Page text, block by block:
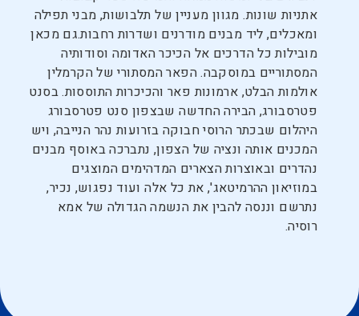
אתניות שונות. מגוון מעניין של תלבושות, מבני תפילה
ומאכלים, ליד מבנים מודרנים ושדרות רחבות.גם מכאן
מובילות כל הדרכים אל הכיכר האדומה וסודותיה
המסתוריים במוסקבה. הפאר המסתורי של הקרמלין
אולמות הבלט, ארמונות פאר והכיכרות התוססות. בסנט
פטרסבורג, הבירה החדשה שבצפון סנט פטרסבורג
היהלום שבכתר הרוסי חבוקה בזרועות נהר הנייבה, ויש
המכנים אותה ונציה של הצפון, נתברכה באוסף מבנים
נהדרים ובאוצרות הצארים המדהימים המוצגים
במוזיאון ההרמיטאג', את כל אלה ועוד נפגוש, נכיר,
נתרשם וננסה להבין את הנשמה הגדולה של אמא
רוסיה.